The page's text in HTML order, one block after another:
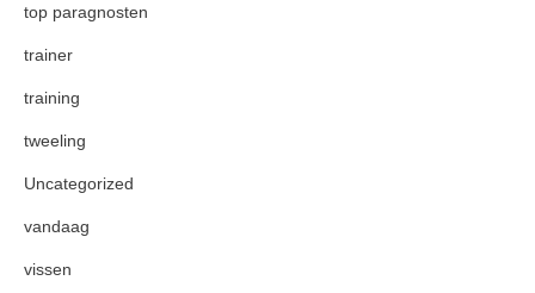
top paragnosten
trainer
training
tweeling
Uncategorized
vandaag
vissen